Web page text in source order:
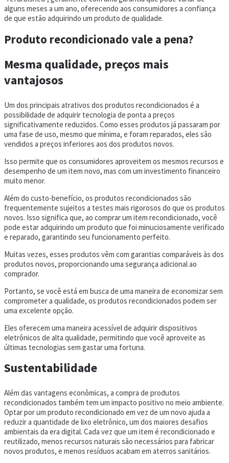
alguns meses a um ano, oferecendo aos consumidores a confiança
de que estão adquirindo um produto de qualidade.
Produto recondicionado vale a pena?
Mesma qualidade, preços mais
vantajosos
Um dos principais atrativos dos produtos recondicionados é a
possibilidade de adquirir tecnologia de ponta a preços
significativamente reduzidos. Como esses produtos já passaram por
uma fase de uso, mesmo que mínima, e foram reparados, eles são
vendidos a preços inferiores aos dos produtos novos.
Isso permite que os consumidores aproveitem os mesmos recursos e
desempenho de um item novo, mas com um investimento financeiro
muito menor.
Além do custo-benefício, os produtos recondicionados são
frequentemente sujeitos a testes mais rigorosos do que os produtos
novos. Isso significa que, ao comprar um item recondicionado, você
pode estar adquirindo um produto que foi minuciosamente verificado
e reparado, garantindo seu funcionamento perfeito.
Muitas vezes, esses produtos vêm com garantias comparáveis às dos
produtos novos, proporcionando uma segurança adicional ao
comprador.
Portanto, se você está em busca de uma maneira de economizar sem
comprometer a qualidade, os produtos recondicionados podem ser
uma excelente opção.
Eles oferecem uma maneira acessível de adquirir dispositivos
eletrônicos de alta qualidade, permitindo que você aproveite as
últimas tecnologias sem gastar uma fortuna.
Sustentabilidade
Além das vantagens econômicas, a compra de produtos
recondicionados também tem um impacto positivo no meio ambiente.
Optar por um produto recondicionado em vez de um novo ajuda a
reduzir a quantidade de lixo eletrônico, um dos maiores desafios
ambientais da era digital. Cada vez que um item é recondicionado e
reutilizado, menos recursos naturais são necessários para fabricar
novos produtos, e menos resíduos acabam em aterros sanitários.